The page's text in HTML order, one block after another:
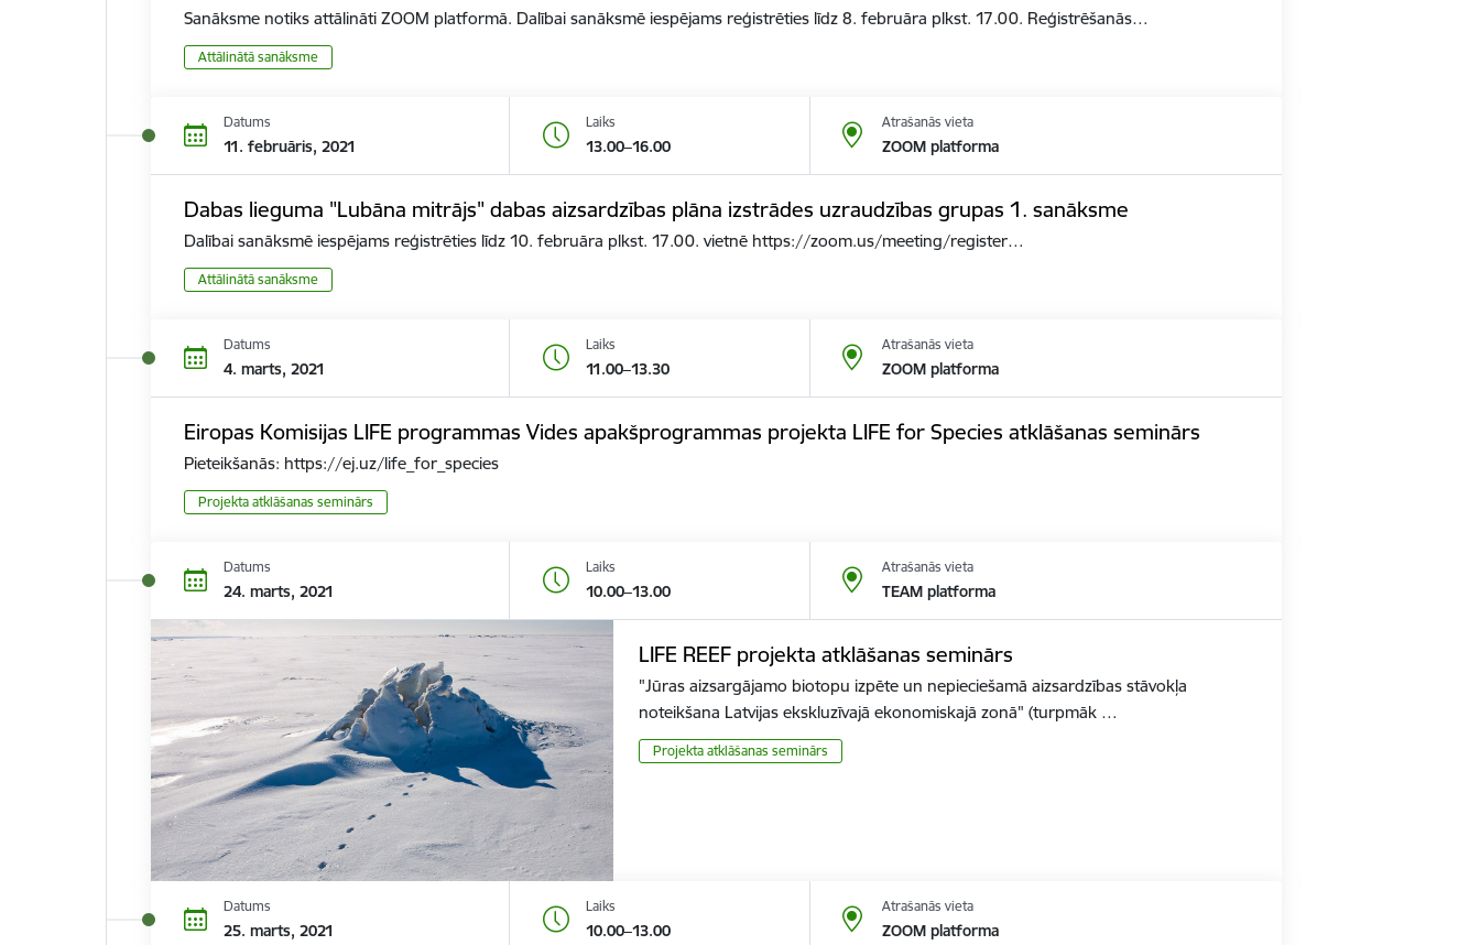
Sanāksme notiks attālināti ZOOM platformā. Dalībai sanāksmē iespējams reģistrēties līdz 8. februāra plkst. 17.00. Reģistrēšanās…
Attālinātā sanāksme
Datums
11. februāris, 2021
Laiks
13.00–16.00
Atrašanās vieta
ZOOM platforma
Dabas lieguma "Lubāna mitrājs" dabas aizsardzības plāna izstrādes uzraudzības grupas 1. sanāksme
Dalībai sanāksmē iespējams reģistrēties līdz 10. februāra plkst. 17.00. vietnē https://zoom.us/meeting/register…
Attālinātā sanāksme
Datums
4. marts, 2021
Laiks
11.00–13.30
Atrašanās vieta
ZOOM platforma
Eiropas Komisijas LIFE programmas Vides apakšprogrammas projekta LIFE for Species atklāšanas seminārs
Pieteikšanās: https://ej.uz/life_for_species
Projekta atklāšanas seminārs
Datums
24. marts, 2021
Laiks
10.00–13.00
Atrašanās vieta
TEAM platforma
LIFE REEF projekta atklāšanas seminārs
"Jūras aizsargājamo biotopu izpēte un nepieciešamā aizsardzības stāvokļa
noteikšana Latvijas ekskluzīvajā ekonomiskajā zonā" (turpmāk …
Projekta atklāšanas seminārs
Datums
25. marts, 2021
Laiks
10.00–13.00
Atrašanās vieta
ZOOM platforma